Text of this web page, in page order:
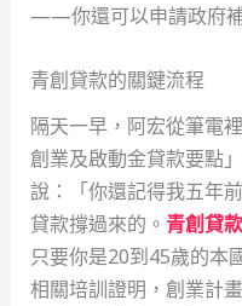
——你還可以申請政府補
青創貸款的關鍵流程
隔天一早，阿宏從筆電
創業及啟動金貸款要點
說：「你還記得我五年
貸款撐過來的。 青創貸
只要你是20到45歲的本
相關培訓證明，創業計